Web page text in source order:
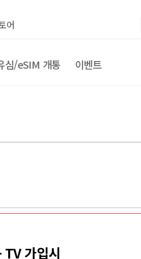
어
심/eSIM 개통 이벤트
TV 가입시